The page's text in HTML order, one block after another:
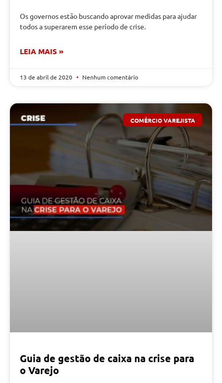
Os governos estão buscando aprovar medidas para ajudar
todos a superarem esse período de crise.
LEIA MAIS »
13 de abril de 2020 Nenhum comentário
COMÉRCIO VAREJISTA
Guia de gestão de caixa na crise para
o Varejo